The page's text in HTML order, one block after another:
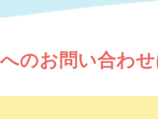
のお問い合わ